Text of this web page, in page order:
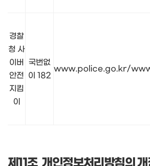
경찰
청 사
이버
안전
지킴
이
국번없
이 182
www.police.go.kr/
제11조 개인정보처리방침의 개